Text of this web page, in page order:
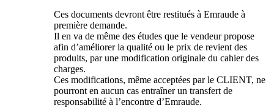
Ces documents devront être restitués à Emraude à
première demande.
Il en va de même des études que le vendeur propose
afin d’améliorer la qualité ou le prix de revient des
produits, par une modification originale du cahier des
charges.
Ces modifications, même acceptées par le CLIENT, ne
pourront en aucun cas entraîner un transfert de
responsabilité à l’encontre d’Emraude.